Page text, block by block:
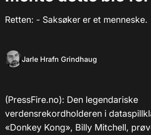
Retten: - Saksøker er et menneske.
Jarle Hrafn Grindhaug
(PressFire.no): Den legendariske
verdensrekordholderen i
«Donkey Kong», Billy Mitchell,